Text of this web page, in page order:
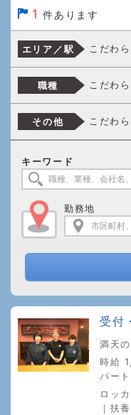
1 件あります
エリア／駅 こだわ
職種 こだわ
その他 こだわ
キーワード
勤務地
受付
満天
時給
パート
ロッ
｜扶